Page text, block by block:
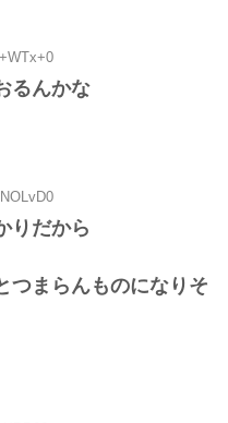
るんかな
りだから
つまらんものになりそ